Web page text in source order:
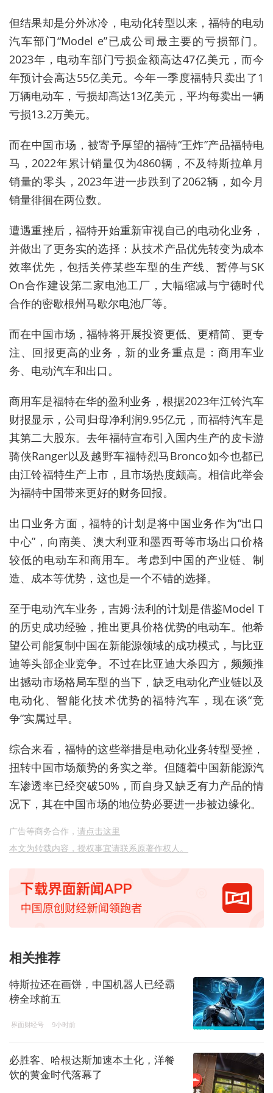
但结果却是分外冰冷，电动化转型以来，福特的电动
汽车部门“Model e”已成公司最主要的亏损部门。
2023年，电动车部门亏损金额高达47亿美元，而今
年预计会高达55亿美元。今年一季度福特只卖出了1
万辆电动车，亏损却高达13亿美元，平均每卖出一辆
亏损13.2万美元。
而在中国市场，被寄予厚望的福特“王炸”产品福特电
马，2022年累计销量仅为4860辆，不及特斯拉单月
销量的零头，2023年进一步跌到了2062辆，如今月
销量徘徊在两位数。
遭遇重挫后，福特开始重新审视自己的电动化业务，
并做出了更务实的选择：从技术产品优先转变为成本
效率优先，包括关停某些车型的生产线、暂停与SK
On合作建设第二家电池工厂，大幅缩减与宁德时代
合作的密歇根州马歇尔电池厂等。
而在中国市场，福特将开展投资更低、更精简、更专
注、回报更高的业务，新的业务重点是：商用车业
务、电动汽车和出口。
商用车是福特在华的盈利业务，根据2023年江铃汽车
财报显示，公司归母净利润9.95亿元，而福特汽车是
其第二大股东。去年福特宣布引入国内生产的皮卡游
骑侠Ranger以及越野车福特烈马Bronco如今也都已
由江铃福特生产上市，且市场热度颇高。相信此举会
为福特中国带来更好的财务回报。
出口业务方面，福特的计划是将中国业务作为“出口
中心”，向南美、澳大利亚和墨西哥等市场出口价格
较低的电动车和商用车。考虑到中国的产业链、制
造、成本等优势，这也是一个不错的选择。
至于电动汽车业务，吉姆·法利的计划是借鉴Model T
的历史成功经验，推出更具价格优势的电动车。他希
望公司能复制中国在新能源领域的成功模式，与比亚
迪等头部企业竞争。不过在比亚迪大杀四方，频频推
出撼动市场格局车型的当下，缺乏电动化产业链以及
电动化、智能化技术优势的福特汽车，现在谈“竞
争”实属过早。
综合来看，福特的这些举措是电动化业务转型受挫，
扭转中国市场颓势的务实之举。但随着中国新能源汽
车渗透率已经突破50%，而自身又缺乏有力产品的情
况下，其在中国市场的地位势必要进一步被边缘化。
广告等商务合作， 请点击这里
本文为转载内容，授权事宜请联系原著作权人。
相关推荐
特斯拉还在画饼，中国机器人已经霸
榜全球前五
界面财经号 9小时前
必胜客、哈根达斯加速本土化，洋餐
饮的黄金时代落幕了